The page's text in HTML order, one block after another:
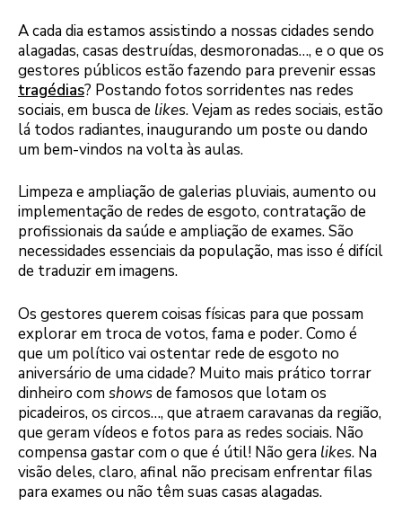
A cada dia estamos assistindo a nossas cidades sendo
alagadas, casas destruídas, desmoronadas…, e o que os
gestores públicos estão fazendo para prevenir essas
tragédias? Postando fotos sorridentes nas redes
sociais, em busca de likes. Vejam as redes sociais, estão
lá todos radiantes, inaugurando um poste ou dando
um bem-vindos na volta às aulas.
Limpeza e ampliação de galerias pluviais, aumento ou
implementação de redes de esgoto, contratação de
profissionais da saúde e ampliação de exames. São
necessidades essenciais da população, mas isso é difícil
de traduzir em imagens.
Os gestores querem coisas físicas para que possam
explorar em troca de votos, fama e poder. Como é
que um político vai ostentar rede de esgoto no
aniversário de uma cidade? Muito mais prático torrar
dinheiro comshowsde famosos que lotam os
picadeiros, os circos…, que atraem caravanas da região,
que geram vídeos e fotos para as redes sociais. Não
compensa gastar com o que é útil! Não gera likes. Na
visão deles, claro, afinal não precisam enfrentar filas
para exames ou não têm suas casas alagadas.